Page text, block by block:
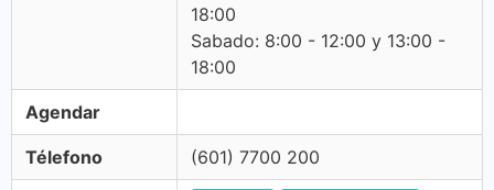
18:00
Sabado: 8:00 - 12:00 y 13:00 -
18:00
Agendar
Télefono (601) 7700 200